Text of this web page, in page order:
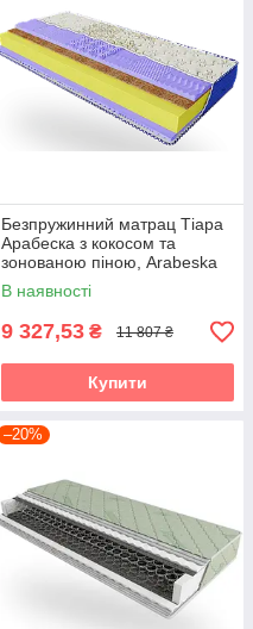
Безпружинний матрац Тіара
Арабеска з кокосом та
зонованою піною, Arabeska
Tiara 90х190
В наявності
9 327,53 ₴ 11 807 ₴
Купити
–20%